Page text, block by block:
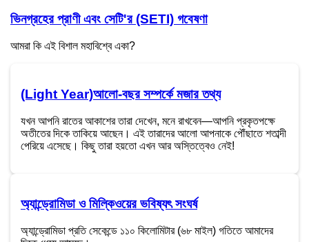
ভিনগ্রহের প্রাণী এবং সেটি'র (SETI) গবেষণা
আমরা কি এই বিশাল মহাবিশ্বে একা?
(Light Year)আলো-বছর সম্পর্কে মজার তথ্য
যখন আপনি রাতের আকাশের তারা দেখেন, মনে রাখবেন—আপনি প্রকৃতপক্ষে
অতীতের দিকে তাকিয়ে আছেন। এই তারাদের আলো আপনাকে পৌঁছাতে শতাব্দী
পেরিয়ে এসেছে। কিছু তারা হয়তো এখন আর অস্তিত্বেও নেই!
অ্যান্ড্রোমিডা ও মিল্কিওয়ের ভবিষ্যৎ সংঘর্ষ
অ্যান্ড্রোমিডা প্রতি সেকেন্ডে ১১০ কিলোমিটার (৬৮ মাইল) গতিতে আমাদের